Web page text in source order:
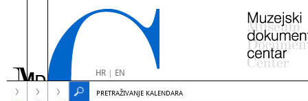
HR| EN
PRETRAŽIVANJE KALENDARA